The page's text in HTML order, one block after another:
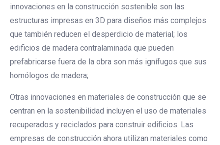
innovaciones en la construcción sostenible son las
estructuras impresas en 3D para diseños más complejos
que también reducen el desperdicio de material; los
edificios de madera contralaminada que pueden
prefabricarse fuera de la obra son más ignífugos que sus
homólogos de madera;
Otras innovaciones en materiales de construcción que se
centran en la sostenibilidad incluyen el uso de materiales
recuperados y reciclados para construir edificios. Las
empresas de construcción ahora utilizan materiales como